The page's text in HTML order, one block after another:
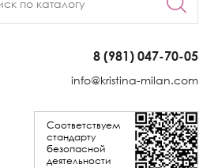
8 (981) 047-70-05
info@kristina-milan.com
Соответствуем
стандарту
безопасной
деятельности